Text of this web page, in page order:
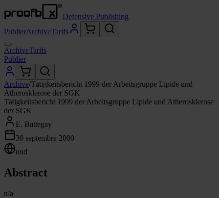
Defensive Publishing
PublierArchiveTarifs
ArchiveTarifs
Publier
Archive/Tätigkeitsbericht 1999 der Arbeitsgruppe Lipide und
Atherosklerose der SGK
Tätigkeitsbericht 1999 der Arbeitsgruppe Lipide und Atherosklerose
der SGK
E. Battegay
30 septembre 2000
und
Abstract
n/a